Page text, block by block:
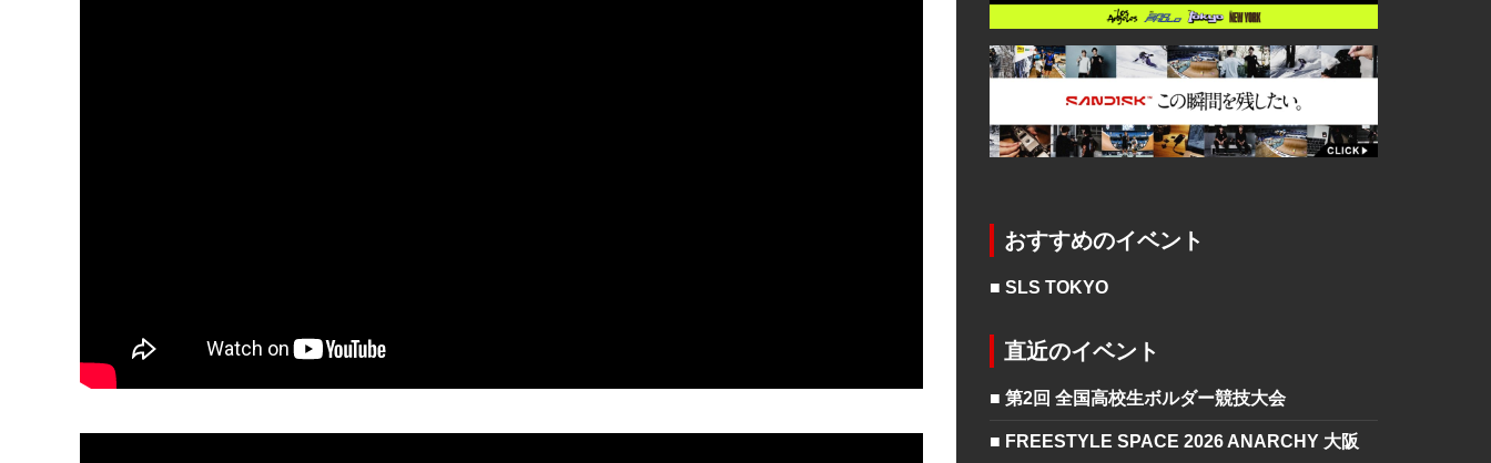
おすすめのイベント
■ SLS TOKYO
直近のイベント
■ 第2回 全国高校生ボルダー競技大会
■ FREESTYLE SPACE 2026 ANARCHY 大阪